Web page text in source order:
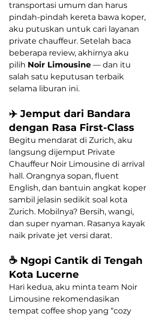
transportasi umum dan harus
pindah-pindah kereta bawa koper,
aku putuskan untuk cari layanan
private chauffeur. Setelah baca
beberapa review, akhirnya aku
pilih Noir Limousine — dan itu
salah satu keputusan terbaik
selama liburan ini.
✈️ Jemput dari Bandara
dengan Rasa First-Class
Begitu mendarat di Zurich, aku
langsung dijemput Private
Chauffeur Noir Limousine di arrival
hall. Orangnya sopan, fluent
English, dan bantuin angkat koper
sambil jelasin sedikit soal kota
Zurich. Mobilnya? Bersih, wangi,
dan super nyaman. Rasanya kayak
naik private jet versi darat.
☕️ Ngopi Cantik di Tengah
Kota Lucerne
Hari kedua, aku minta team Noir
Limousine rekomendasikan
tempat coffee shop yang “cozy